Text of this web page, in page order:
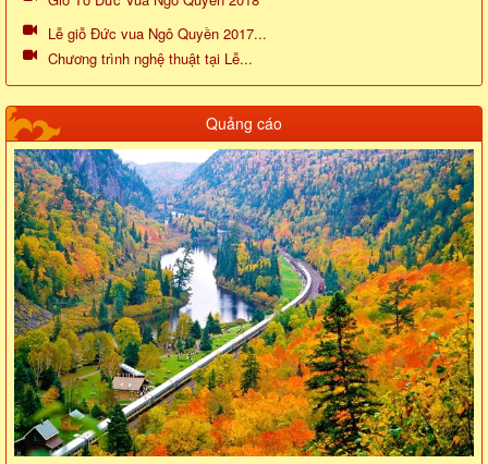
Lễ giỗ Đức vua Ngô Quyền 2017...
Chương trình nghệ thuật tại Lễ...
Quảng cáo